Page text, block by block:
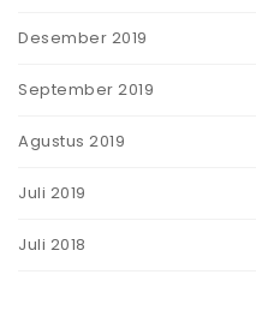
Desember 2019
September 2019
Agustus 2019
Juli 2019
Juli 2018